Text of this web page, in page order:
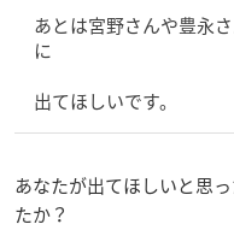
あとは宮野さんや豊永
に
出てほしいです。
あなたが出てほしいと思
たか？